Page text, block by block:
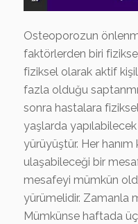
Osteoporozun
faktörlerden biri
fiziksel olarak aktif
fazla olduğu
sonra hastalara
yaşlarda
yürüyüştür. Her
ulaşabileceği bir
mesafeyi mümkün
yürümelidir. Zamanla
Mümkünse haftada üç